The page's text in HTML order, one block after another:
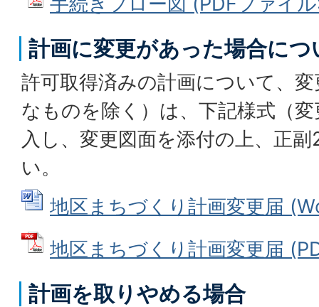
計画に変更があった場合につ
許可取得済みの計画について、
なものを除く）は、下記様式（
入し、変更図面を添付の上、正
い。
地区まちづくり計画変更届
地区まちづくり計画変更届
計画を取りやめる場合